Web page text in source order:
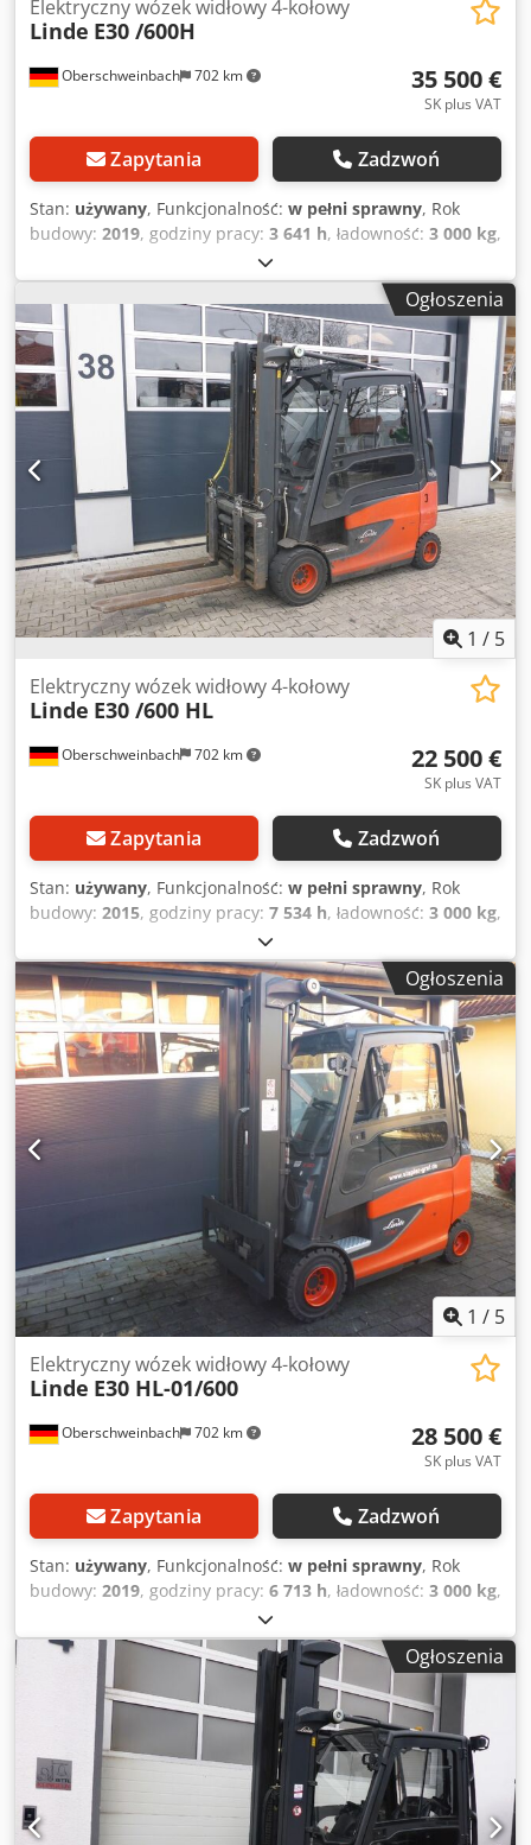
Oberschweinbach 702 km
Elektryczny wózek widłowy 4-kołowy
Linde E30 /600H
35 500 €
SK plus VAT
Zapytania Zadzwoń
Stan: używany, Funkcjonalność: w pełni sprawny, Rok
budowy: 2019, godziny pracy: 3 641 h, ładowność: 3 000 kg,
4 830 mm
elektryczny, typ masztu:triplex, wysokość konstrukcyjna:
2 224 mm
, typ napędu:Elektro, Elektryczny wózek widłowy
4-kołowy Punkt ciężkości ładunku: 600 Codpfxou Adpto
Agnsrf Typ masztu: Triplex Stan: Gotowy do pracy i w pełni
sprawny Stan techniczny: dobry Przesuw boczny,
urządzenie do regulacji wideł, 3. zawór, 4. zawór, przednia
szyba, półkabina, pełna kabina, pełny wolny skok,
Ogłoszenia
1 / 5
Oberschweinbach 702 km
Elektryczny wózek widłowy 4-kołowy
Linde E30 /600 HL
22 500 €
SK plus VAT
Zapytania Zadzwoń
Stan: używany, Funkcjonalność: w pełni sprawny, Rok
budowy: 2015, godziny pracy: 7 534 h, ładowność: 3 000 kg,
3 695 mm
elektryczny, typ masztu:Simplex, wysokość konstrukcyjna:
2 524 mm, typ napędu:Elektro, Elektryczny 4-kołowy
wózek widłowy Typ masztu: standardowy Stan techniczny:
dobry Cjdpfxou Ac Nlj Agnerf Widły pchane, przesuw
boczny, pozycjoner wideł, 3. zawór, 4. zawór,
Ogłoszenia
1 / 5
Oberschweinbach 702 km
Elektryczny wózek widłowy 4-kołowy
Linde E30 HL-01/600
28 500 €
SK plus VAT
Zapytania Zadzwoń
Stan: używany, Funkcjonalność: w pełni sprawny, Rok
budowy: 2019, godziny pracy: 6 713 h, ładowność: 3 000 kg,
6 430 mm
elektryczny, typ masztu:triplex, wysokość konstrukcyjna:
2 824 mm , typ napędu:Elektro , Elektryczny wózek widłowy
4-kołowy Credpfxex Hbq Ds Agnsf Środek ciężkości
ładunku: 600 Typ masztu: Triplex Stan: Gotowy do pracy i w
pełni sprawny Stan techniczny: dobry Opis: Cena obejmuje
hydrauliczny przesuw wideł z bocznym przesuwem 3.
zawór, 4. zawór, lampy robocze tylne, lampy robocze
przednie, ogrzewanie, pełna kabina,
Ogłoszenia